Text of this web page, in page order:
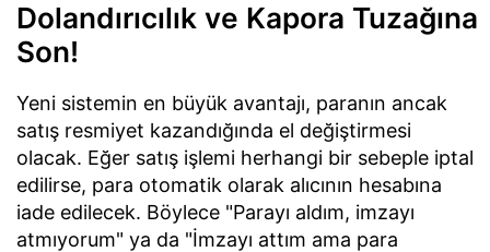
Dolandırıcılık ve Kapora Tuzağına
Son!
Yeni sistemin en büyük avantajı, paranın ancak
satış resmiyet kazandığında el değiştirmesi
olacak. Eğer satış işlemi herhangi bir sebeple iptal
edilirse, para otomatik olarak alıcının hesabına
iade edilecek. Böylece "Parayı aldım, imzayı
atmıyorum" ya da "İmzayı attım ama para